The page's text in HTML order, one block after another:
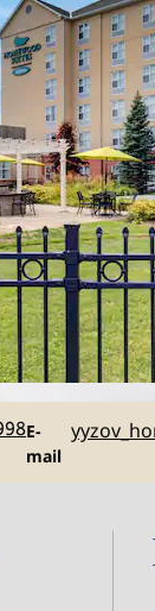
E-
mail
Email